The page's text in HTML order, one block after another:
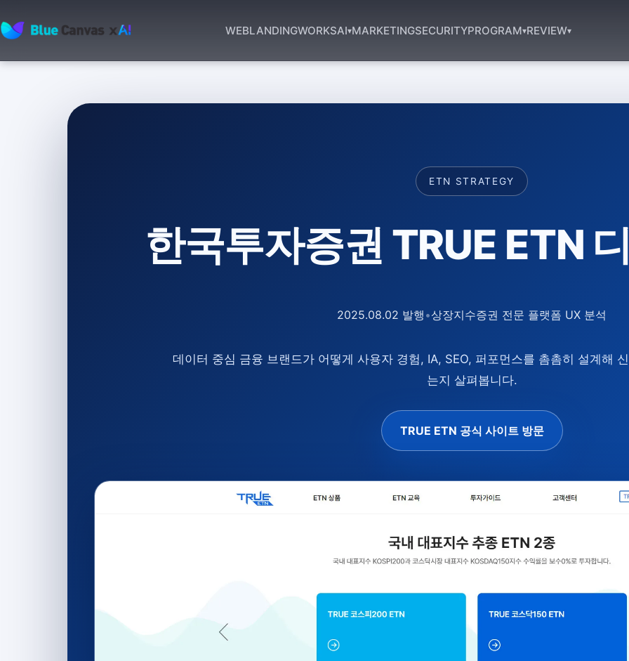
BLUECANVAS
WEBLANDINGWORKSAI▾MARKETINGSECURITYPROGRAM▾REVIEW▾
ETN STRATEGY
한국투자증권 TRUE ETN
2025.08.02 발행 •상장지수증권 전문 플랫폼 UX 분석
데이터 중심 금융 브랜드가 어떻게 사용자 경험, IA, SEO, 퍼포먼스를 촘촘히 설계해
는지 살펴봅니다.
TRUE ETN 공식 사이트 방문